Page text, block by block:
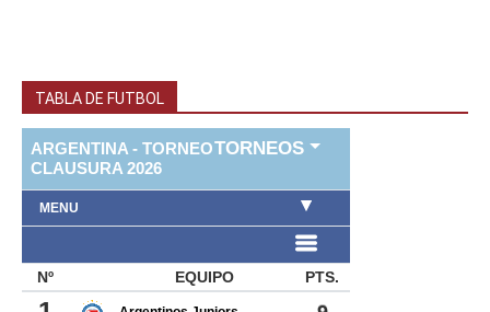
TABLA DE FUTBOL